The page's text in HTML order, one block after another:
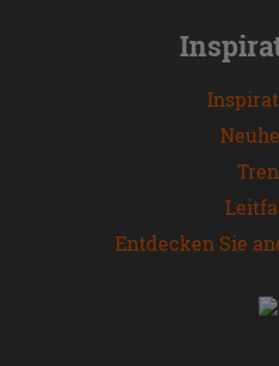
Entdecken Sie